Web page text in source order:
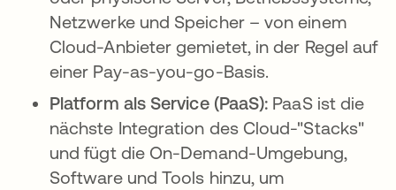
Netzwerke und Speicher – von einem
Cloud-Anbieter gemietet, in der Regel auf
einer Pay-as-you-go-Basis.
Platform als Service (PaaS): PaaS ist die
nächste Integration des Cloud-"Stacks"
und fügt die On-Demand-Umgebung,
Software und Tools hinzu, um